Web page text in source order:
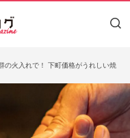
の火入れで！ 下町価格がうれしい焼